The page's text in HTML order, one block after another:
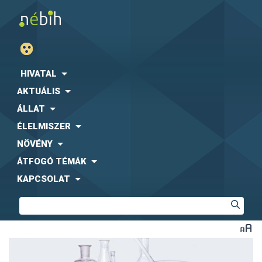
HIVATAL
AKTUÁLIS
ÁLLAT
ÉLELMISZER
NÖVÉNY
ÁTFOGÓ TÉMÁK
KAPCSOLAT